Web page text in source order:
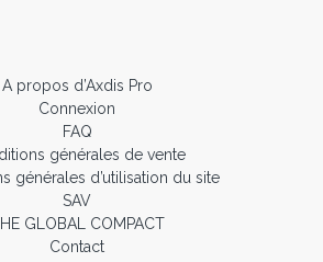
A propos d’Axdis Pro
Connexion
FAQ
générales de vente
générales d’utilisation du site
SAV
GLOBAL COMPACT
Contact